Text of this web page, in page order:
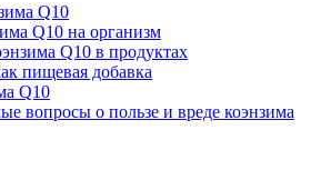
Q10
Q10 на организм
Q10 в продуктах
пищевая добавка
Q10
вопросы о пользе и вреде коэнзима